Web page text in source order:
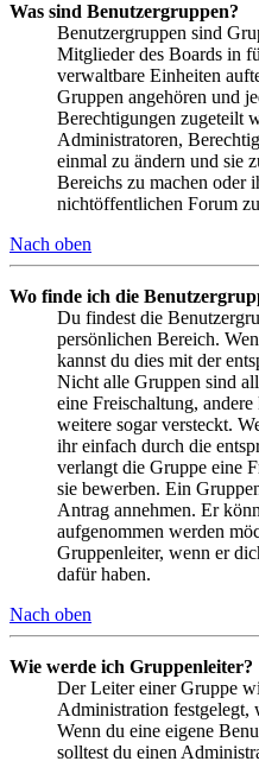
Was sind Benutzergruppen?
Benutzergruppen sind
Mitglieder des Boards in
verwaltbare Einheiten
Gruppen angehören und
Berechtigungen zugeteilt
Administratoren,
einmal zu ändern und sie
Bereichs zu machen oder
nichtöffentlichen Forum
Nach oben
Wo finde ich die
Du findest die
persönlichen Bereich.
kannst du dies mit der
Nicht alle Gruppen sind
eine Freischaltung,
weitere sogar versteckt.
ihr einfach durch die
verlangt die Gruppe eine
sie bewerben. Ein
Antrag annehmen. Er
aufgenommen werden
Gruppenleiter, wenn er
dafür haben.
Nach oben
Wie werde ich Gruppenleiter?
Der Leiter einer Gruppe
Administration festgelegt,
Wenn du eine eigene
solltest du einen